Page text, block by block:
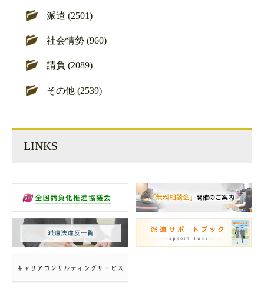
派遣 (2501)
社会情勢 (960)
請負 (2089)
その他 (2539)
LINKS